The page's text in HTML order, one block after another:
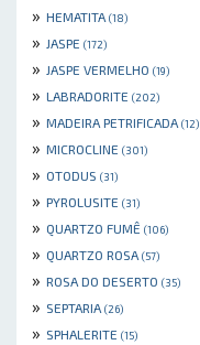
» HEMATITA (18)
» JASPE (172)
» JASPE VERMELHO (19)
» LABRADORITE (202)
» MADEIRA PETRIFICADA (12)
» MICROCLINE (301)
» OTODUS (31)
» PYROLUSITE (31)
» QUARTZO FUMÊ (106)
» QUARTZO ROSA (57)
» ROSA DO DESERTO (35)
» SEPTARIA (26)
» SPHALERITE (15)